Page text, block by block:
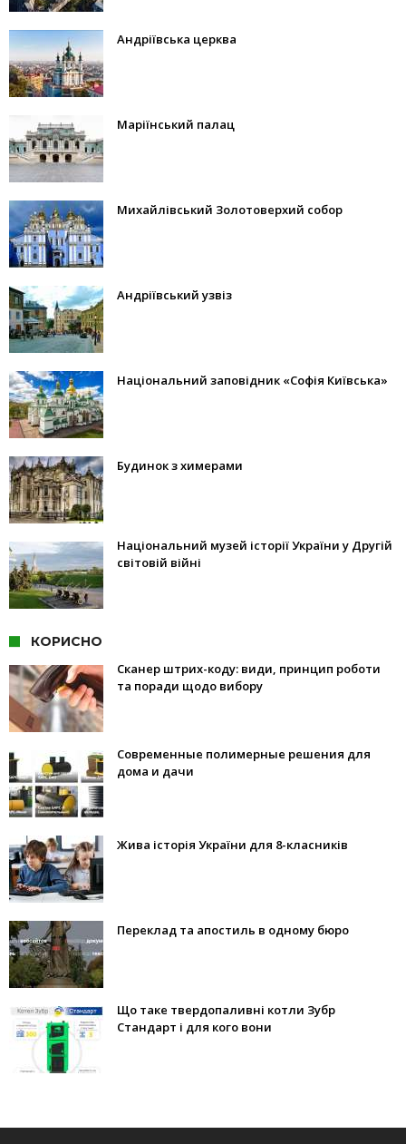
Андріївська церква
Маріїнський палац
Михайлівський Золотоверхий собор
Андріївський узвіз
Національний заповідник «Софія Київська»
Будинок з химерами
Національний музей історії України у Другій
світовій війні
КОРИСНО
Сканер штрих-коду: види, принцип роботи
та поради щодо вибору
Современные полимерные решения для
дома и дачи
Жива історія України для 8-класників
Переклад та апостиль в одному бюро
Що таке твердопаливні котли Зубр
Стандарт і для кого вони